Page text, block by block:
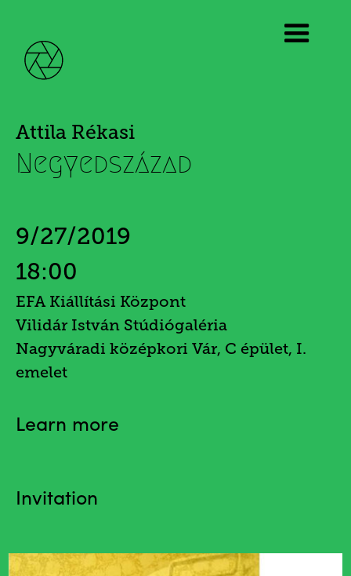
Attila Rékasi
Negyedszázad
9/27/2019
18:00
EFA Kiállítási Központ
Vilidár István Stúdiógaléria
Nagyváradi középkori Vár, C épület, I.
emelet
Learn more
Invitation